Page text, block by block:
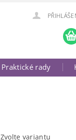
Praktické rady
Zvolte variantu